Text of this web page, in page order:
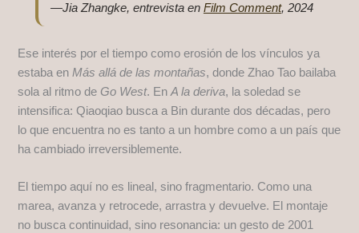
—Jia Zhangke, entrevista en Film Comment, 2024
Ese interés por el tiempo como erosión de los vínculos ya
estaba enMás allá de las montañas, donde Zhao Tao bailaba
sola al ritmo deGo West. EnA la deriva, la soledad se
intensifica: Qiaoqiao busca a Bin durante dos décadas, pero
lo que encuentra no es tanto a un hombre como a un país que
ha cambiado irreversiblemente.
El tiempo aquí no es lineal, sino fragmentario. Como una
marea, avanza y retrocede, arrastra y devuelve. El montaje
no busca continuidad, sino resonancia: un gesto de 2001